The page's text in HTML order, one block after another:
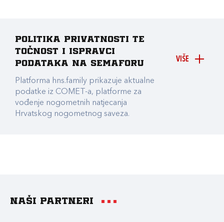
VIŠE
Politika privatnosti te
točnost i ispravci
podataka na Semaforu
Platforma hns.family prikazuje aktualne
podatke iz COMET-a, platforme za
vođenje nogometnih natjecanja
Hrvatskog nogometnog saveza.
Naši partneri